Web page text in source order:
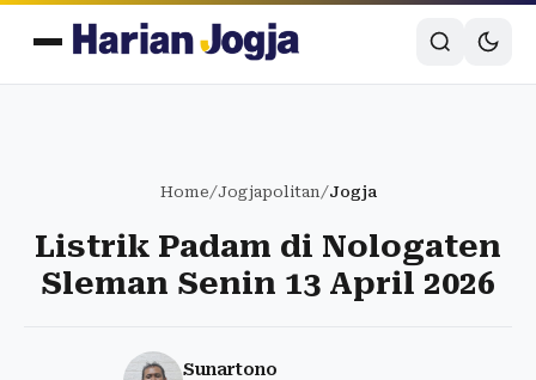
Home/Jogjapolitan/Jogja
Listrik Padam di Nologaten
Sleman Senin 13 April 2026
Sunartono